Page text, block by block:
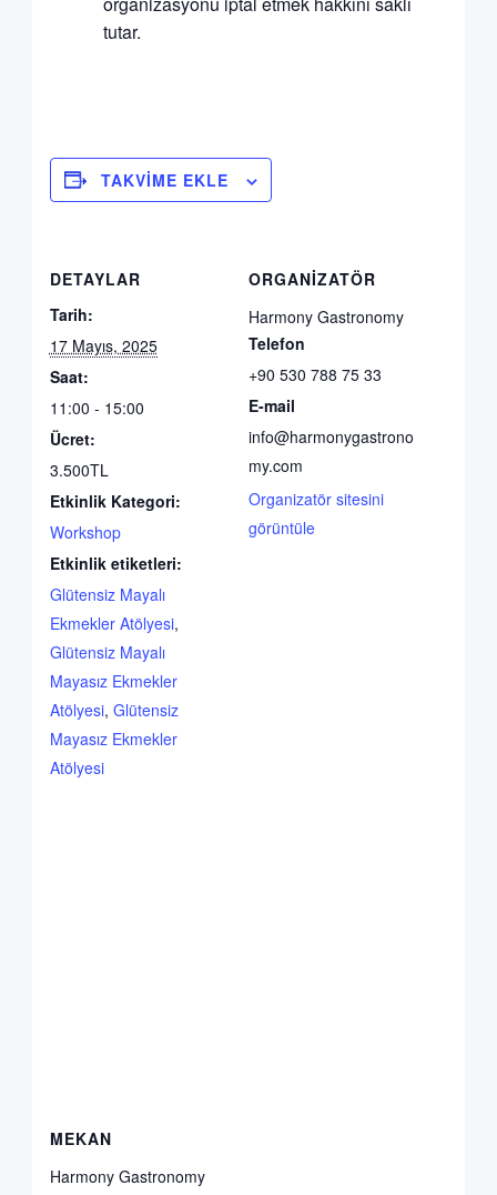
tutar.
TAKVIME EKLE
DETAYLAR
Tarih:
17 Mayıs, 2025
Saat:
11:00 - 15:00
Ücret:
3.500TL
Etkinlik Kategori:
Workshop
Etkinlik etiketleri:
Glütensiz Mayalı
Ekmekler Atölyesi,
Glütensiz Mayalı
Mayasız Ekmekler
Atölyesi, Glütensiz
Mayasız Ekmekler
Atölyesi
ORGANIZATÖR
Harmony Gastronomy
Telefon
+90 530 788 75 33
E-mail
info@harmonygastrono
my.com
Organizatör sitesini
görüntüle
MEKAN
Harmony Gastronomy